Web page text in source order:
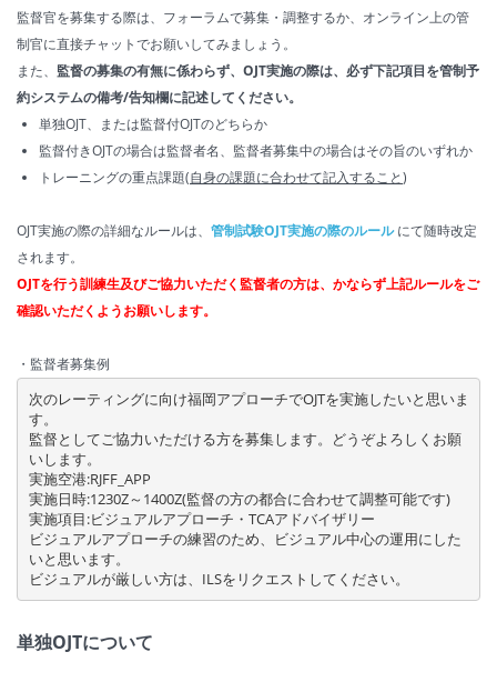
監督官を募集する際は、フォーラムで募集・調整するか、オンライン上の管
制官に直接チャットでお願いしてみましょう。
また、 監督の募集の有無に係わらず、OJT実施の際は、必ず下記項目を管制予
約システムの備考/告知欄に記述してください。
単独OJT、または監督付OJTのどちらか
監督付きOJTの場合は監督者名、監督者募集中の場合はその旨のいずれか
トレーニングの重点課題(自身の課題に合わせて記入すること)
OJT実施の際の詳細なルールは、 管制試験OJT実施の際のルールにて随時改定
されます。
OJTを行う訓練生及びご協力いただく監督者の方は、かならず上記ルールをご
確認いただくようお願いします。
・監督者募集例
次のレーティングに向け福岡アプローチでOJTを実施したいと思いま
す。
監督としてご協力いただける方を募集します。どうぞよろしくお願
いします。
実施空港:RJFF_APP
実施日時:1230Z～1400Z(監督の方の都合に合わせて調整可能です)
実施項目:ビジュアルアプローチ・TCAアドバイザリー
ビジュアルアプローチの練習のため、ビジュアル中心の運用にした
いと思います。
ビジュアルが厳しい方は、ILSをリクエストしてください。
単独OJTについて